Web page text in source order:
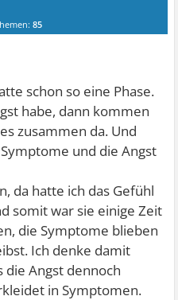
85
schon so eine Phase.
habe, dann kommen
zusammen da. Und
und die Angst
da hatte ich das Gefühl
somit war sie einige Zeit
die Symptome blieben
Ich denke damit
die Angst dennoch
in Symptomen.